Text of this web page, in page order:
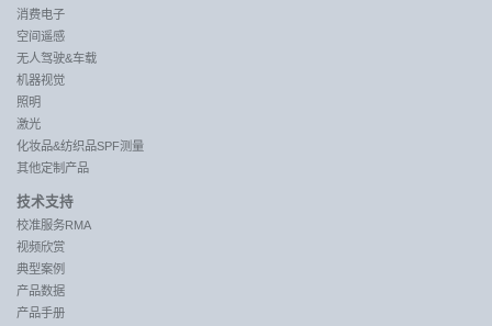
消费电子
空间遥感
无人驾驶&车载
机器视觉
照明
激光
化妆品&纺织品SPF测量
其他定制产品
技术支持
校准服务RMA
视频欣赏
典型案例
产品数据
产品手册